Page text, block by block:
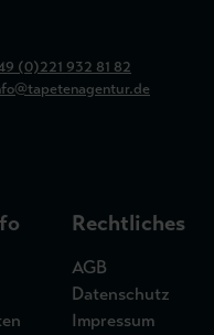
(0)221 932 81 82
Rechtliches
AGB
Datenschutz
Impressum